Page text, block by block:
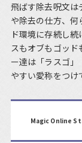
飛ばす除去呪文は
や除去の仕方、
ド環境に存続し
スもオブもゴッ
ー達は「ラスゴ
やすい愛称をつけ
Magic Online